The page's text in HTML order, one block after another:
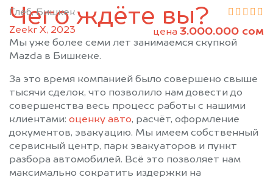
Глеб, Бишкек
Zeekr X, 2023
цена 3.000.000 сом
Чего ждёте вы?
Мы уже более семи лет занимаемся скупкой
Mazda в Бишкеке.
За это время компанией было совершено свыше
тысячи сделок, что позволило нам довести до
совершенства весь процесс работы с нашими
клиентами: оценку авто, расчёт, оформление
документов, эвакуацию. Мы имеем собственный
сервисный центр, парк эвакуаторов и пункт
разбора автомобилей. Всё это позволяет нам
максимально сократить издержки на